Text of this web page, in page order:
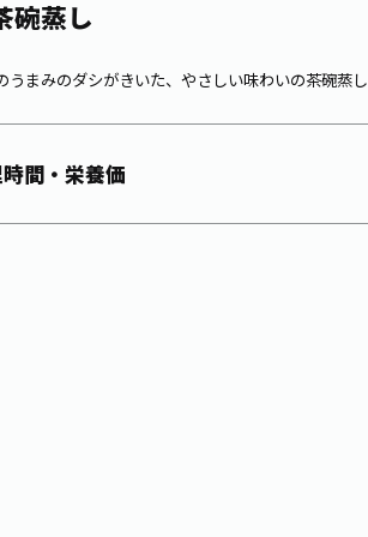
碗蒸し
うまみのダシがきいた、やさしい味わいの茶碗蒸し
間・栄養価